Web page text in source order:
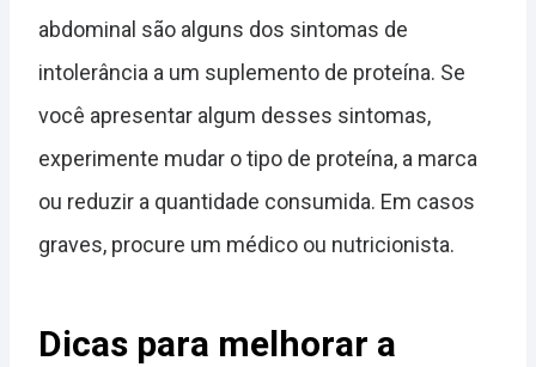
abdominal são alguns dos sintomas de
intolerância a um suplemento de proteína. Se
você apresentar algum desses sintomas,
experimente mudar o tipo de proteína, a marca
ou reduzir a quantidade consumida. Em casos
graves, procure um médico ou nutricionista.
Dicas para melhorar a